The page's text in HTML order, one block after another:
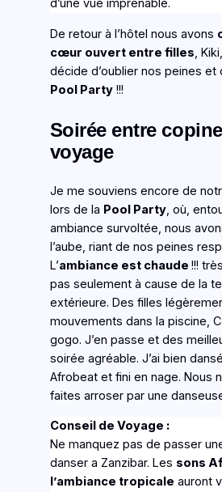
d’une vue imprenable.
De retour à l’hôtel nous avons
cœur ouvert entre filles,
décide d’oublier nos peines et
Pool Party!!!
Soirée entre
voyage
Je me souviens encore de
lors de la Pool Party, où,
ambiance survoltée, nous
l’aube, riant de nos peines
L’ambiance est chaude !!!
pas seulement à cause de la
extérieure. Des filles
mouvements dans la piscine,
gogo. J’en passe et des
soirée agréable. J’ai bien
Afrobeat et fini en nage. Nous
faites arroser par une
Conseil de Voyage :
Ne manquez pas de passer
danser a Zanzibar. Les sons
l’ambiance tropicale auront